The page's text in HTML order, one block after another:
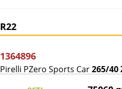
R22
1364896
Pirelli PZero Sports Car265/40